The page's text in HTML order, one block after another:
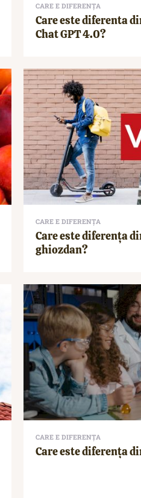
CARE E DIFERENȚA
Care este diferenta
Chat GPT 4.0?
CARE E DIFERENȚA
Care este diferența
ghiozdan?
CARE E DIFERENȚA
Care este diferența